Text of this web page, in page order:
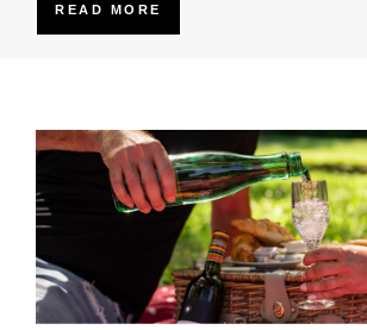
READ MORE
Obrázok